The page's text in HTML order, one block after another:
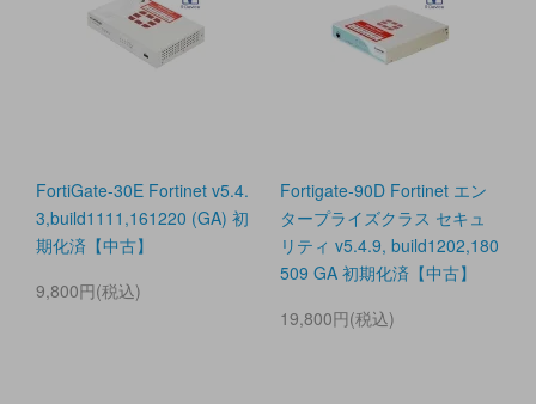
FortiGate-30E Fortinet v5.4.
3,build1111,161220 (GA) 初
期化済【中古】
9,800円(税込)
Fortigate-90D Fortinet エン
タープライズクラス セキュ
リティ v5.4.9, build1202,180
509 GA 初期化済【中古】
19,800円(税込)